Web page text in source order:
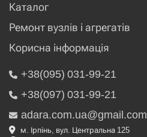
Каталог
Ремонт вузлів і агрегатів
Корисна інформація
+38(095) 031-99-21
+38(097) 031-99-21
adara.com.ua@gmail.com
м. Ірпінь, вул. Центральна 125